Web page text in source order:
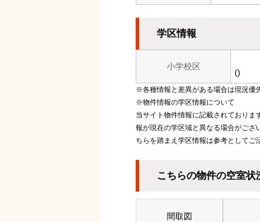
学区情報
小学校区
()
※各種情報と差異がある場合は現況優
※物件情報の学区情報について
当サイト物件情報に記載されており
報が現在の学区域と異なる場合がござ
ちらを踏まえ学区情報は参考としてご
こちらの物件の空室状
間取図